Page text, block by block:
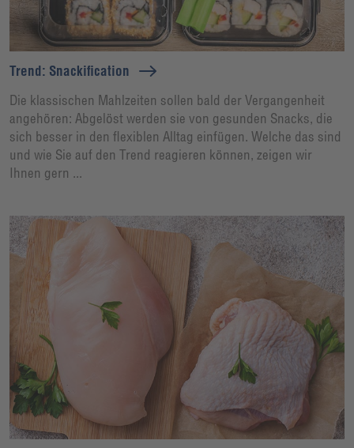
Trend: Snackification
Die klassischen Mahlzeiten sollen bald der Vergangenheit
angehören: Abgelöst werden sie von gesunden Snacks, die
sich besser in den flexiblen Alltag einfügen. Welche das sind
und wie Sie auf den Trend reagieren können, zeigen wir
Ihnen gern ...